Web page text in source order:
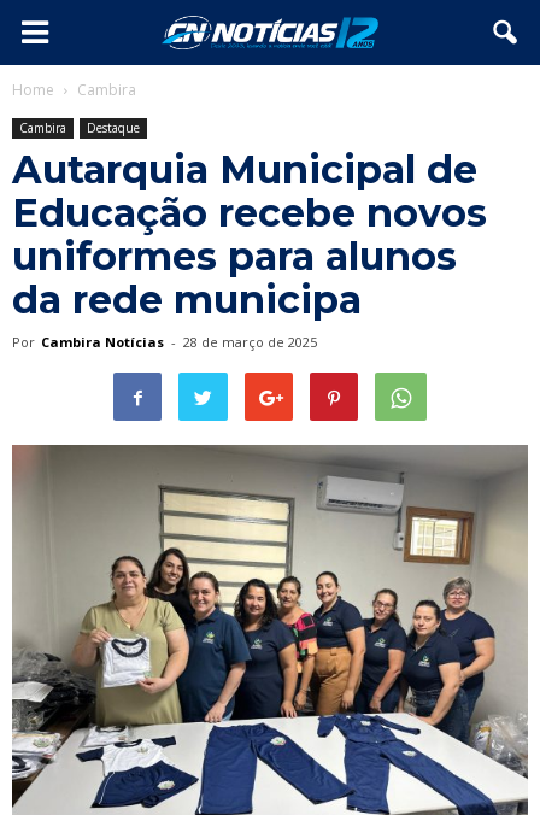
Home Cambira
Cambira Destaque
Autarquia Municipal de
Educação recebe novos
uniformes para alunos
da rede municipa
Por Cambira Notícias - 28 de março de 2025